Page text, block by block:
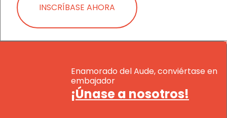
INSCRÍBASE AHORA
Enamorado del Aude, conviértase en
embajador
¡Únase a nosotros!